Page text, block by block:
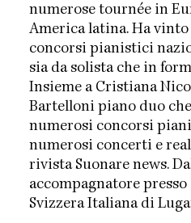
numerose tournée in
America latina. Ha
concorsi pianistici
sia da solista che in
Insieme a Cristiana
Bartelloni piano duo
numerosi concorsi
numerosi concerti e
rivista Suonare news.
accompagnatore
Svizzera Italiana di